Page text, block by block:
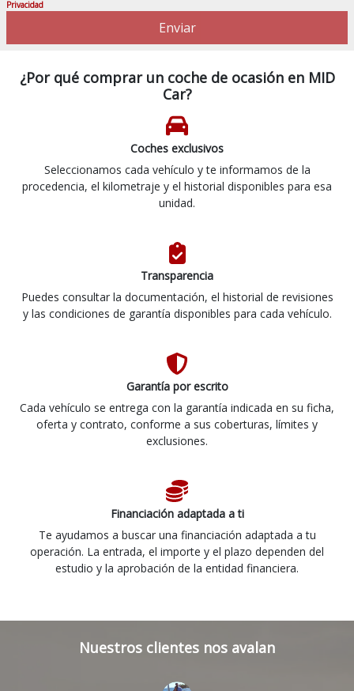
Privacidad
Enviar
¿Por qué comprar un coche de ocasión en MID
Car?
Coches exclusivos
Seleccionamos cada vehículo y te informamos de la
procedencia, el kilometraje y el historial disponibles para esa
unidad.
Transparencia
Puedes consultar la documentación, el historial de revisiones
y las condiciones de garantía disponibles para cada vehículo.
Garantía por escrito
Cada vehículo se entrega con la garantía indicada en su ficha,
oferta y contrato, conforme a sus coberturas, límites y
exclusiones.
Financiación adaptada a ti
Te ayudamos a buscar una financiación adaptada a tu
operación. La entrada, el importe y el plazo dependen del
estudio y la aprobación de la entidad financiera.
Nuestros clientes nos avalan